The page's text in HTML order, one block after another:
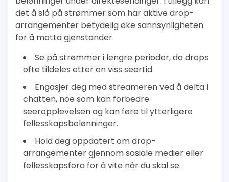
det å slå på strømmer som har aktive drop-
arrangementer betydelig øke sannsynligheten
for å motta gjenstander.
Se på strømmer i lengre perioder, da drops
ofte tildeles etter en viss seertid.
Engasjer deg med streameren ved å delta i
chatten, noe som kan forbedre
seeropplevelsen og kan føre til ytterligere
fellesskapsbelønninger.
Hold deg oppdatert om drop-
arrangementer gjennom sosiale medier eller
fellesskapsfora for å vite når du skal se.